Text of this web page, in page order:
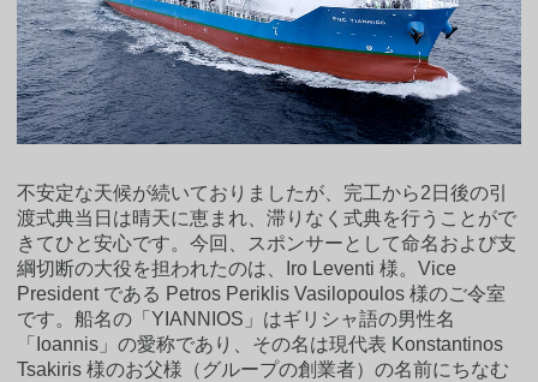
不安定な天候が続いておりましたが、完工から2日後の引
渡式典当日は晴天に恵まれ、滞りなく式典を行うことがで
きてひと安心です。今回、スポンサーとして命名および支
綱切断の大役を担われたのは、Iro Leventi 様。Vice
President である Petros Periklis Vasilopoulos 様のご令室
です。船名の「YIANNIOS」はギリシャ語の男性名
「Ioannis」の愛称であり、その名は現代表 Konstantinos
Tsakiris 様のお父様（グループの創業者）の名前にちなむ